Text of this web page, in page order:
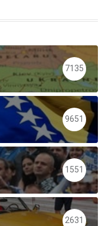
7135
9651
1551
2631